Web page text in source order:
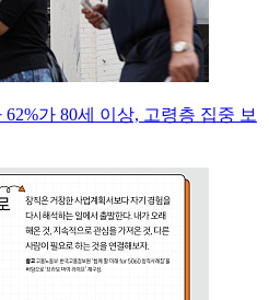
가 80세 이상, 고령층 집중 보